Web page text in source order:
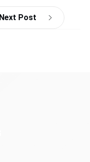
Next Post